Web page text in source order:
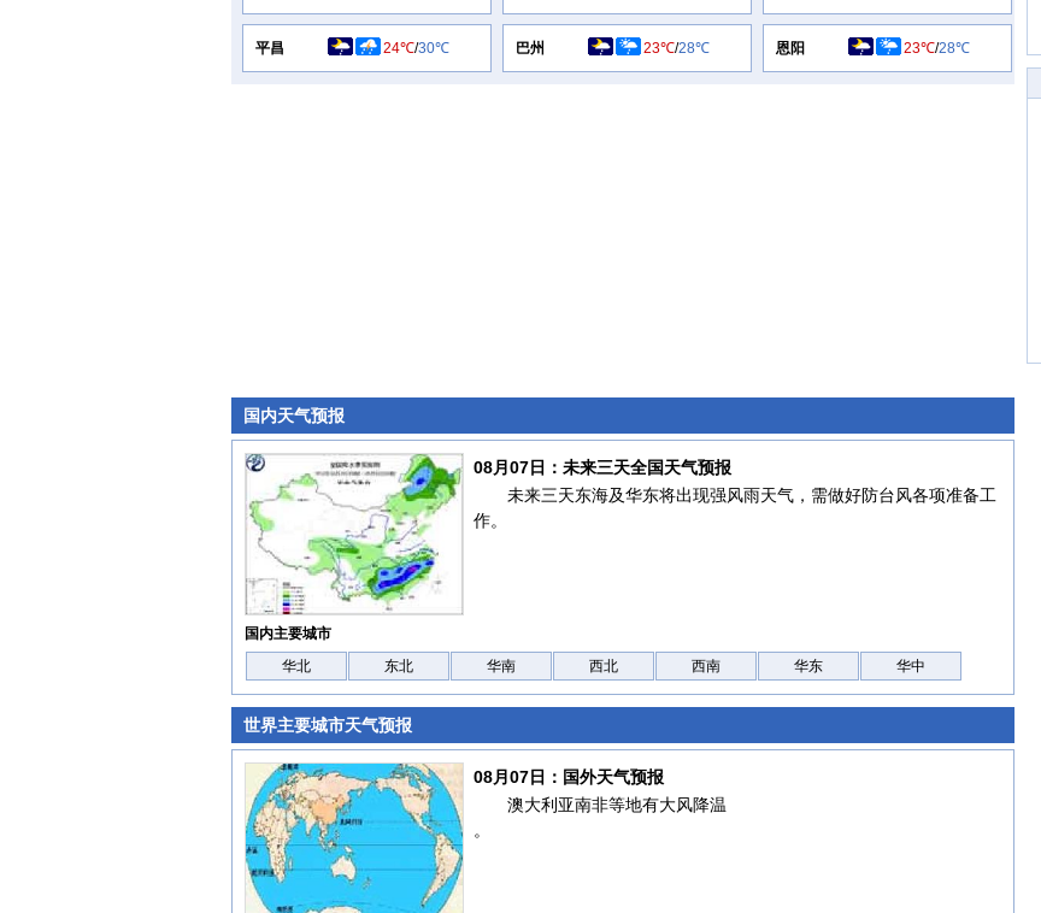
平昌 24℃/30℃ 巴州 23℃/28℃ 恩阳 23℃/28℃
国内天气预报
08月07日：未来三天全国天气预报
未来三天东海及华东将出现强风雨天气，需做好防台风各项准备工
作。
国内主要城市
华北
东北 华南 西北 西南 华东 华中
世界主要城市天气预报
08月07日：国外天气预报
澳大利亚南非等地有大风降温
。